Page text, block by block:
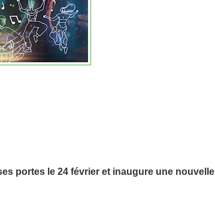
portes le 24 février et inaugure une nouvelle